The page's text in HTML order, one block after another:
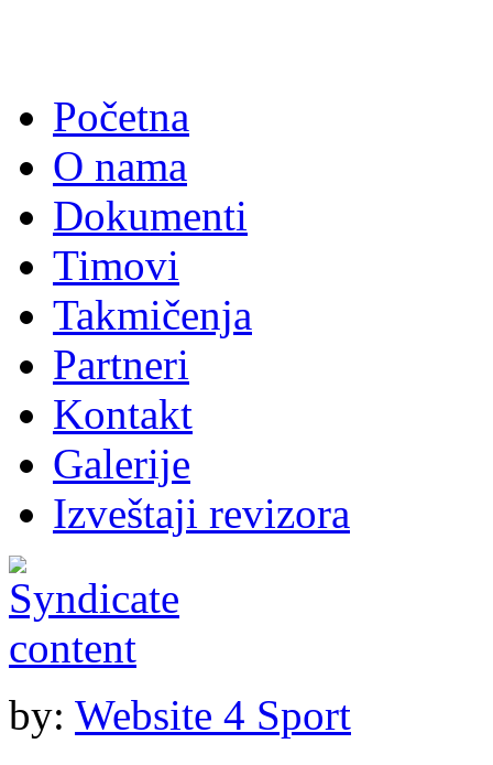
Početna
O nama
Dokumenti
Timovi
Takmičenja
Partneri
Kontakt
Galerije
Izveštaji revizora
by: Website 4 Sport